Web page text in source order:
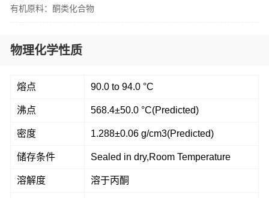
有机原料：酮类化合物
物理化学性质
熔点 90.0 to 94.0 °C
沸点 568.4±50.0 °C(Predicted)
密度 1.288±0.06 g/cm3(Predicted)
储存条件 Sealed in dry,Room Temperature
溶解度 溶于丙酮